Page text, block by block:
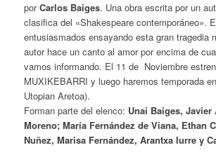
porCarlos Baiges. Una obra escrita por un
clasifica del «Shakespeare contemporáneo».
entusiasmados ensayando esta gran tragedia
autor hace un canto al amor por encima de
vamos informando. El 11 de Noviembre
MUXIKEBARRI y luego haremos temporada
Utopian Aretoa).
Forman parte del elenco: Unai Baiges, Javier
Moreno; María Fernández de Viana, Ethan
Nuñez, Marisa Fernández, Arantxa Iurre y